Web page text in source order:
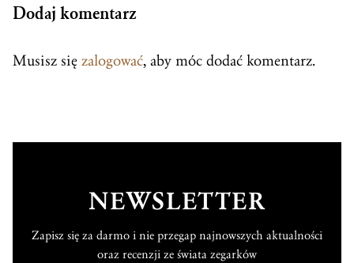
Dodaj komentarz
Musisz się zalogować, aby móc dodać komentarz.
NEWSLETTER
Zapisz się za darmo i nie przegap najnowszych aktualności
oraz recenzji ze świata zegarków